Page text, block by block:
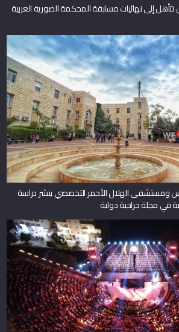
إلى نهائيات مسابقة المحكمة الصورية العربية
ومستشفى الهلال الأحمر التخصصي ينشر دراسة
في مجلة جراحية دولية